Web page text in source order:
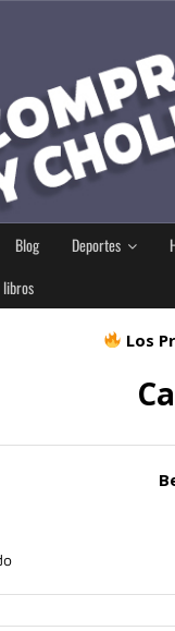
Blog Deportes
libros
Los